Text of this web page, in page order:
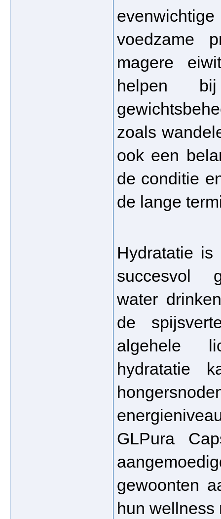
voedzame
magere
helpen
zoals
ook een
de conditie
de lange
Hydratatie
succesvol
water
de
algehele
hydratatie
GLPura
gewoonten
hun